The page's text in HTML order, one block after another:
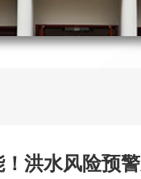
！洪水风险预